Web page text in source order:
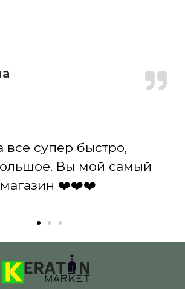
все супер быстро,
Вы мой самый
❤️❤️❤️